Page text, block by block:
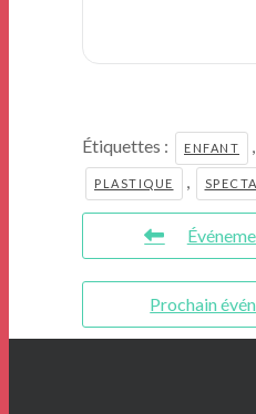
Étiquettes : ENFANT ,
PLASTIQUE ,
Prochain